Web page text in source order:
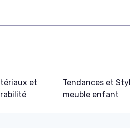
et
Tendances et
meuble enfant